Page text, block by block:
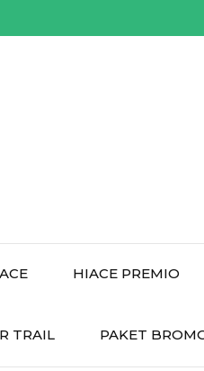
HIACE PREMIO
TRAIL PAKET